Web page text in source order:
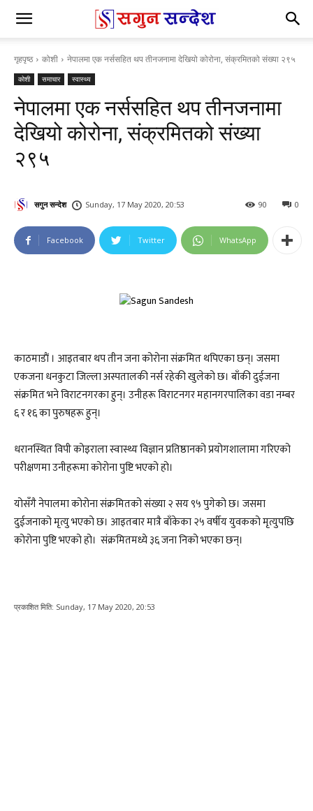
गृहपृष्ठ कोशी नेपालमा एक नर्ससहित थप तीनजनामा देखियो कोरोना, संक्रमितको संख्या २९५
कोशी समाचार स्वास्थ्य
नेपालमा एक नर्ससहित थप तीनजनामा
देखियो कोरोना, संक्रमितको संख्या
२९५
सगुन सन्देश Sunday, 17 May 2020, 20:53 0
90
Facebook Twitter WhatsApp
काठमाडाैं । आइतबार थप तीन जना कोरोना संक्रमित थपिएका छन्। जसमा
एकजना धनकुटा जिल्ला अस्पतालकी नर्स रहेकी खुलेको छ। बाँकी दुईजना
संक्रमित भने विराटनगरका हुन्। उनीहरू विराटनगर महानगरपालिका वडा नम्बर
६ र १६ का पुरुषहरू हुन्।
धरानस्थित विपी कोइराला स्वास्थ्य विज्ञान प्रतिष्ठानको प्रयोगशालामा गरिएको
परीक्षणमा उनीहरूमा कोरोना पुष्टि भएको हो।
योसँगै नेपालमा कोरोना संक्रमितको संख्या २ सय ९५ पुगेको छ। जसमा
दुईजनाको मृत्यु भएको छ। आइतबार मात्रै बाँकेका २५ वर्षीय युवकको मृत्युपछि
कोरोना पुष्टि भएको हो। संक्रमितमध्ये ३६ जना निको भएका छन्।
प्रकाशित मिति: Sunday, 17 May 2020, 20:53